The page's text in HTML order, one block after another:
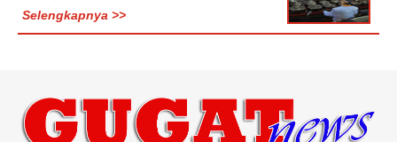
Selengkapnya >>